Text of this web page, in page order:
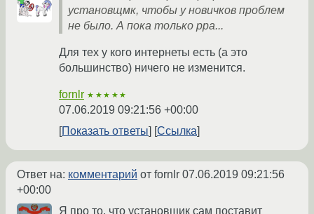
установщмк, чтобы у новичков проблем
не было. А пока только ppa...
Для тех у кого интернеты есть (а это
большинство) ничего не изменится.
fornlr ★★★★★
07.06.2019 09:21:56 +00:00
Показать ответы
Ссылка
Ответ на: комментарий от fornlr 07.06.2019 09:21:56
+00:00
Я про то, что установщик сам поставит